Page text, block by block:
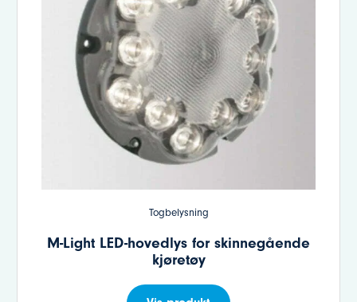
Togbelysning
M-Light LED-hovedlys for skinnegående
kjøretøy